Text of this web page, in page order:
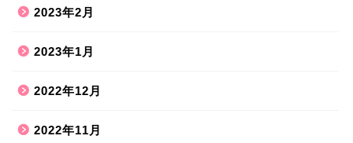
2023年2月
2023年1月
2022年12月
2022年11月